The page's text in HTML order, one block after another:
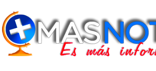
contenido